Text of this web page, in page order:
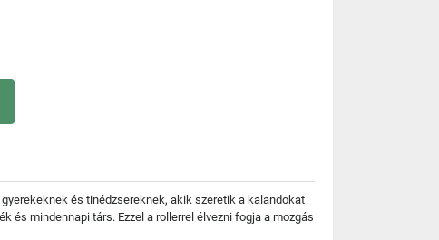
és tinédzsereknek, akik szeretik a kalandokat
mindennapi társ. Ezzel a rollerrel élvezni fogja a mozgás